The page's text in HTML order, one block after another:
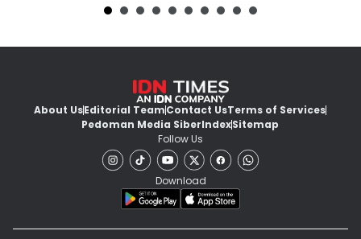
About UsEditorial TeamContact UsTerms of Services
Pedoman Media SiberIndexSitemap
Follow Us
Download